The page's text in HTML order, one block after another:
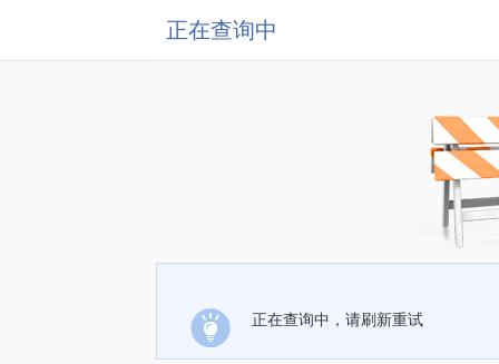
正在查询中
正在查询中，请刷新重试